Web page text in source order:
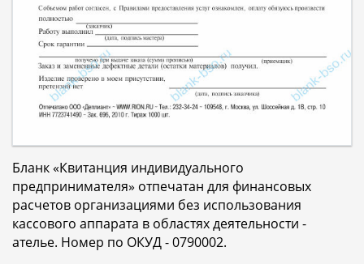
Бланк «Квитанция индивидуального
предпринимателя» отпечатан для финансовых
расчетов организациями без использования
кассового аппарата в областях деятельности -
ателье. Номер по ОКУД - 0790002.